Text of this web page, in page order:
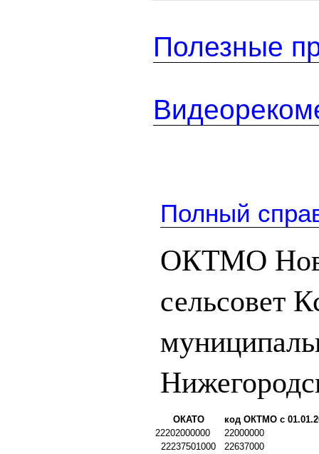
Полезные
Полный
ОКТМО
сельсовет
ОКАТО
код ОКТМО с
22202000000
22000000
22237501000
22637000